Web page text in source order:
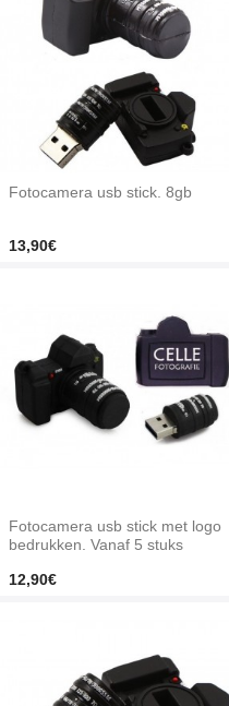
Fotocamera usb stick. 8gb
13,90€
Fotocamera usb stick met logo
bedrukken. Vanaf 5 stuks
12,90€